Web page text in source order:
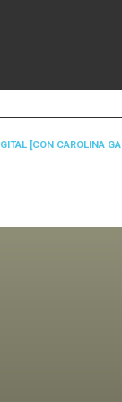
[CON CAROLINA